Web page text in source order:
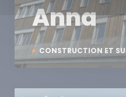
CONSTRUCTION ET
Anna